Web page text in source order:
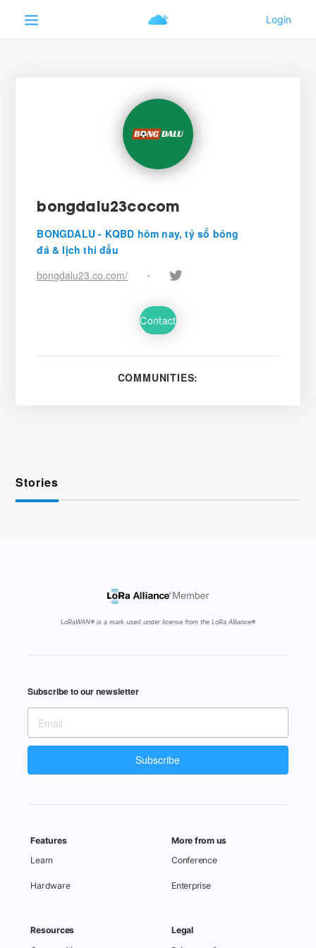
bongdalu23cocom
BONGDALU - KQBD hôm nay, tỷ số bóng
đá & lịch thi đấu
bongdalu23.co.com/
•
Contact
COMMUNITIES:
Stories